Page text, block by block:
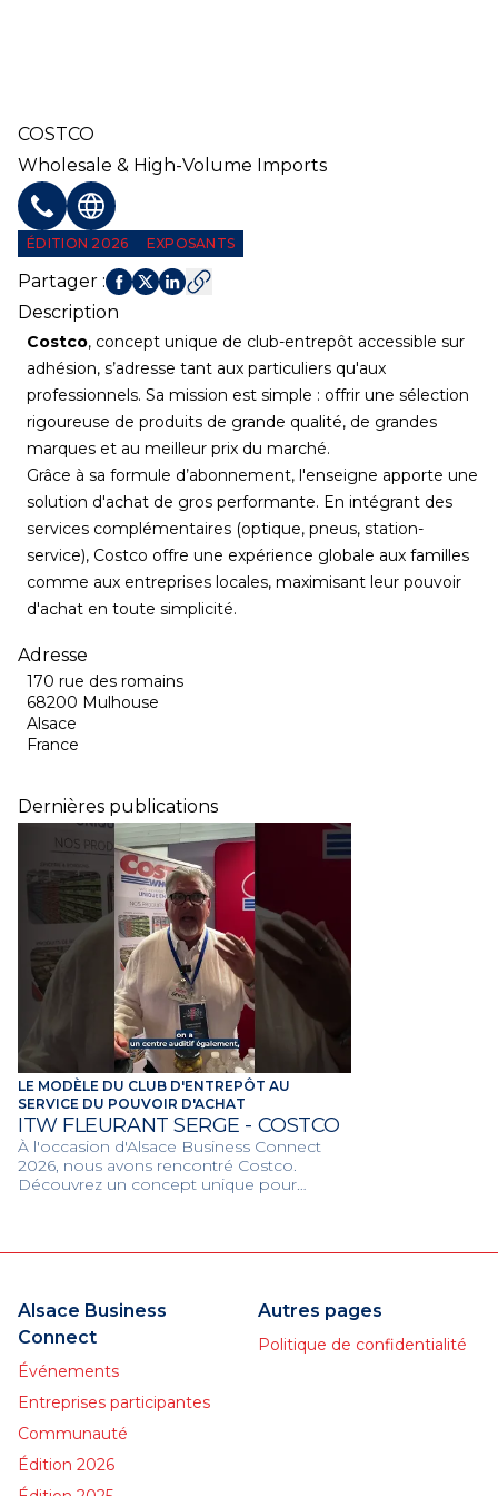
COSTCO
Wholesale & High-Volume Imports
Téléphone
Site web
ÉDITION 2026 EXPOSANTS
Partager :
Description
Costco, concept unique de club-entrepôt accessible sur
adhésion, s’adresse tant aux particuliers qu'aux
professionnels. Sa mission est simple : offrir une sélection
rigoureuse de produits de grande qualité, de grandes
marques et au meilleur prix du marché.
Grâce à sa formule d’abonnement, l'enseigne apporte une
solution d'achat de gros performante. En intégrant des
services complémentaires (optique, pneus, station-
service), Costco offre une expérience globale aux familles
comme aux entreprises locales, maximisant leur pouvoir
d'achat en toute simplicité.
Adresse
170 rue des romains
68200 Mulhouse
Alsace
France
Dernières publications
LE MODÈLE DU CLUB D'ENTREPÔT AU
SERVICE DU POUVOIR D'ACHAT
ITW FLEURANT SERGE - COSTCO
À l'occasion d'Alsace Business Connect
2026, nous avons rencontré Costco.
Découvrez un concept unique pour
Alsace Business
Connect
Événements
Entreprises participantes
Communauté
Édition 2026
Autres pages
Politique de confidentialité